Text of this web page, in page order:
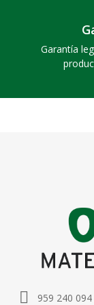
Garantía
959 240